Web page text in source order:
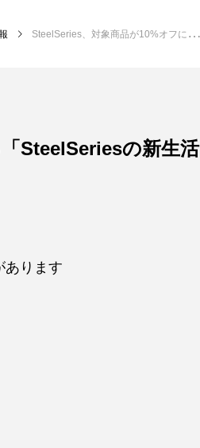
SteelSeries、対象商品が10%オフになる「SteelSeriesの新生活応援キャンペーン」実施中（3/30まで）
SteelSeriesの新生活
あります